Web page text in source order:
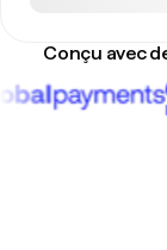
Conçu avec